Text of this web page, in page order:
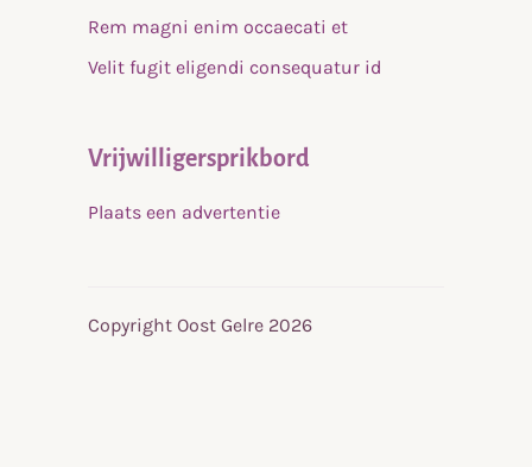
Rem magni enim occaecati et
Velit fugit eligendi consequatur id
Vrijwilligersprikbord
Plaats een advertentie
Copyright Oost Gelre 2026